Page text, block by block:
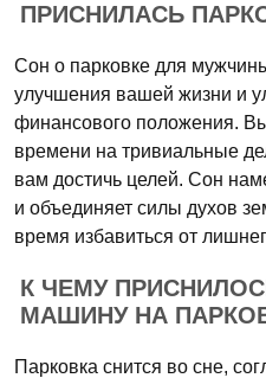
ПРИСНИЛАСЬ
Сон о парковке для
улучшения вашей жизни и
финансового положения.
времени на тривиальные
вам достичь целей. Сон
и объединяет силы духов
время избавиться от
К ЧЕМУ
МАШИНУ НА
Парковка снится во сне,